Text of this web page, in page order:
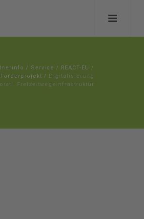
/ Service / REACT-EU /
Förderprojekt / Digitalisierung
Freizeitwegeinfrastruktur